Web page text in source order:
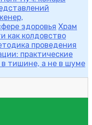
здоровья Храм
как колдовство
проведения
практические
тишине, а не в шуме